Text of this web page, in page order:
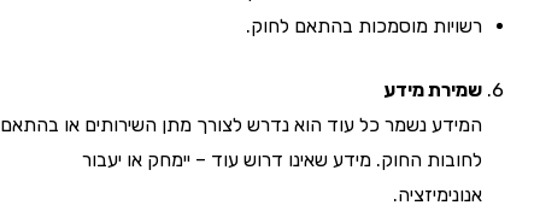
רשויות מוסמכות בהתאם לחוק.
שמירת מידע
המידע נשמר כל עוד הוא נדרש לצורך מתן השירותים או בהתאם
לחובות החוק. מידע שאינו דרוש עוד – יימחק או יעבור
אנונימיזציה.